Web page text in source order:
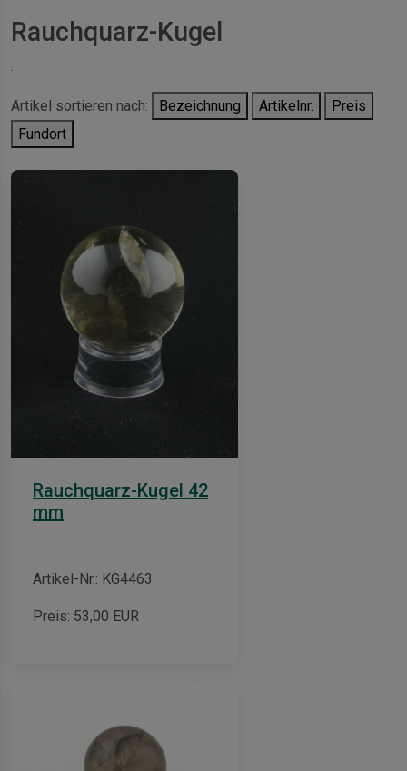
Rauchquarz-Kugel
.
Artikel sortieren nach: Bezeichnung Artikelnr.
Preis
Fundort
Rauchquarz-Kugel 42
mm
Artikel-Nr.: KG4463
Preis: 53,00 EUR